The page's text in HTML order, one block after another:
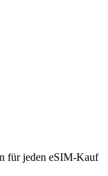
für jeden eSIM-Kauf